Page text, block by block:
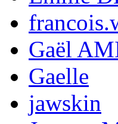
Gaël
Gaelle
jawskin